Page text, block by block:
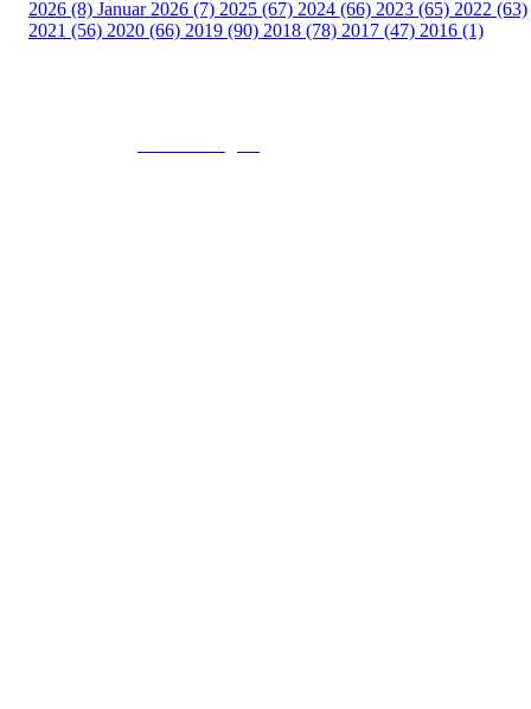
2026 (8) Januar 2026 (7) 2025 (67) 2024 (66) 2023 (65) 2022 (63)
2021 (56) 2020 (66) 2019 (90) 2018 (78) 2017 (47) 2016 (1)